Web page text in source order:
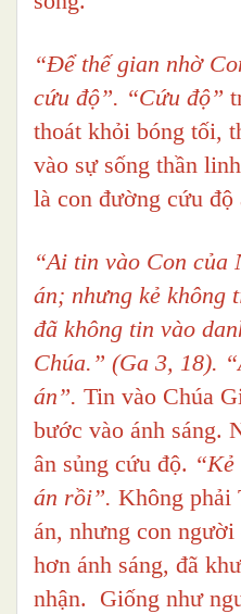
“Để thế gian nhờ
cứu độ”. “Cứu độ”
thoát khỏi bóng tối,
vào sự sống thần
là con đường cứu độ
“Ai tin vào Con của
án; nhưng kẻ
đã không tin vào
Chúa.” (Ga 3, 18).
án”. Tin vào Chúa
bước vào ánh sáng.
ân sủng cứu độ.
án rồi”. Không phải
án, nhưng con
hơn ánh sáng, đã
nhận. Giống như